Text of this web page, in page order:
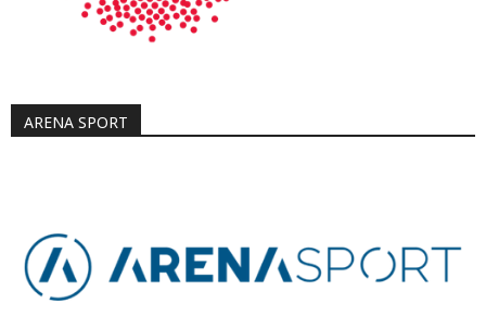
ARENA SPORT